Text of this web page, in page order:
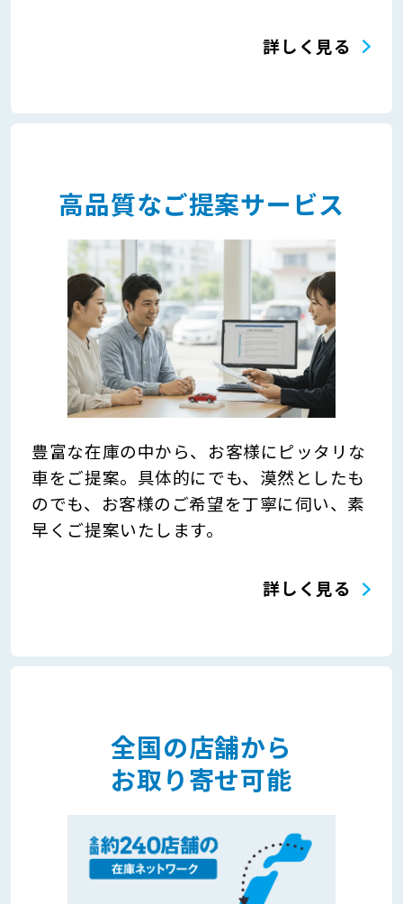
詳しく見る
高品質なご提案サービス
豊富な在庫の中から、お客様にピッタリな
車をご提案。具体的にでも、漠然としたも
のでも、お客様のご希望を丁寧に伺い、素
早くご提案いたします。
詳しく見る
全国の店舗から
お取り寄せ可能